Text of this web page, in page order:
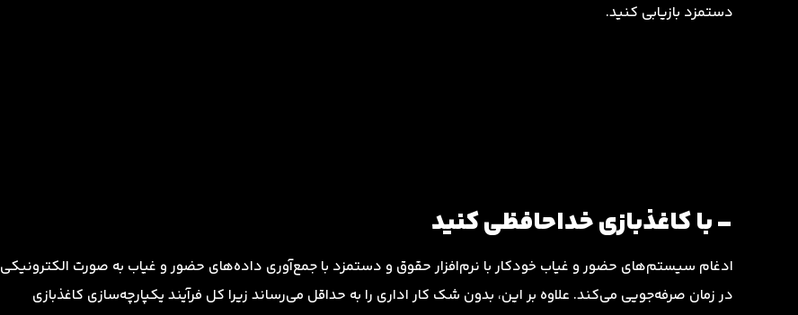
دستمزد بازیابی کنید.
– با کاغذبازی خداحافظی کنید
ادغام سیستم‌های حضور و غیاب خودکار با نرم‌افزار حقوق و دستمزد با جمع‌آوری داده‌های حضور و غیاب به صورت الکترونیکی
در زمان صرفه‌جویی می‌کند. علاوه بر این، بدون شک کار اداری را به حداقل می‌رساند زیرا کل فرآیند یکپارچه‌سازی کاغذبازی